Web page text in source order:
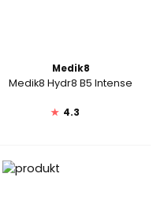
Medik8
Medik8 Hydr8 B5 Intense
★ 4.3